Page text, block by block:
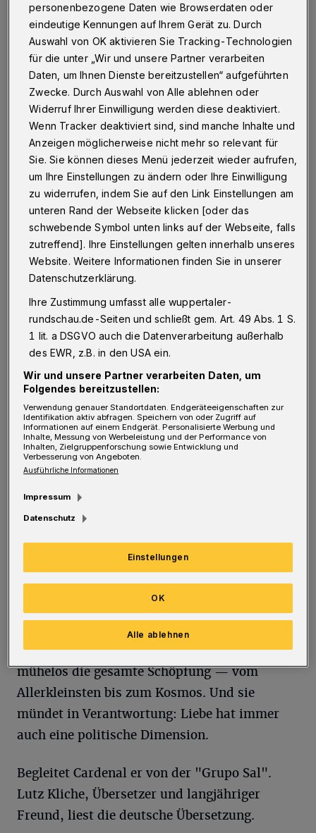
Ernesto Cardenal, Dichter, Priester und Politiker aus
Nicaragua, kommt erneut nach Wuppertal. Am 13.
November 2014 liest er ab 19.30 Uhr in der
Friedhofskirche (Hochstraße 15) aus seinem neuen
Werk und aus sieben Jahrzehnten.
14.10.2014 , 19:01 Uhr Eine Minute Lesezeit
C
ardenal kämpft seit mehr als einem
Welt. Als Priester, der das Paradies nicht im
Jenseits sucht. Als Dichter, dessen Verse
politisch sind. Als politischer Mensch, der die
Welt als Ganzes in den Blick nimmt.
Info
Beginn 19.30 Uhr, Einlass 19 Uhr, Ticket im
VVK-Gebühren über die bekannten
Vorberkaufsstellen oder über
www.wuppertal-live.de. An der
Abendkasse: 18 Euro, ermäßigt 15 Euro.
Dreh- und Angelpunkt seines Denkens ist die
Liebe. Sinnlich und umfassend umgreift sie
mühelos die gesamte Schöpfung — vom
Allerkleinsten bis zum Kosmos. Und sie
mündet in Verantwortung: Liebe hat immer
auch eine politische Dimension.
Begleitet Cardenal er von der "Grupo Sal".
Lutz Kliche, Übersetzer und langjähriger
Freund, liest die deutsche Übersetzung.
personenbezogene Daten wie Browserdaten oder
eindeutige Kennungen auf Ihrem Gerät zu. Durch
Auswahl von OK aktivieren Sie Tracking-Technologien
für die unter „Wir und unsere Partner verarbeiten
Daten, um Ihnen Dienste bereitzustellen“ aufgeführten
Zwecke. Durch Auswahl von Alle ablehnen oder
Widerruf Ihrer Einwilligung werden diese deaktiviert.
Wenn Tracker deaktiviert sind, sind manche Inhalte und
Anzeigen möglicherweise nicht mehr so relevant für
Sie. Sie können dieses Menü jederzeit wieder aufrufen,
um Ihre Einstellungen zu ändern oder Ihre Einwilligung
zu widerrufen, indem Sie auf den Link Einstellungen am
unteren Rand der Webseite klicken [oder das
schwebende Symbol unten links auf der Webseite, falls
zutreffend]. Ihre Einstellungen gelten innerhalb unseres
Website. Weitere Informationen finden Sie in unserer
Datenschutzerklärung.
Ihre Zustimmung umfasst alle wuppertaler-
rundschau.de-Seiten und schließt gem. Art. 49 Abs. 1 S.
1 lit. a DSGVO auch die Datenverarbeitung außerhalb
des EWR, z.B. in den USA ein.
Wir und unsere Partner verarbeiten Daten, um
Folgendes bereitzustellen:
Verwendung genauer Standortdaten. Endgeräteeigenschaften zur
Identifikation aktiv abfragen. Speichern von oder Zugriff auf
Informationen auf einem Endgerät. Personalisierte Werbung und
Inhalte, Messung von Werbeleistung und der Performance von
Inhalten, Zielgruppenforschung sowie Entwicklung und
Verbesserung von Angeboten.
Ausführliche Informationen
Impressum
Datenschutz
Einstellungen
Alle ablehnen
OK